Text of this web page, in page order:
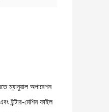
ম্যানুয়াল অপারেশন
ইন্টার-মেশিন ফাইল